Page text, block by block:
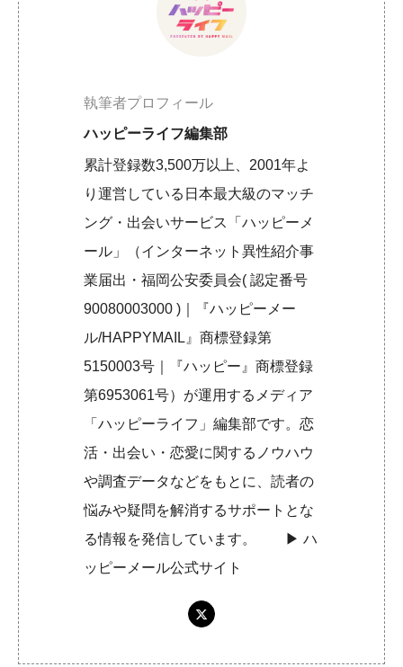
執筆者プロフィール
ハッピーライフ編集部
累計登録数3,500万以上、2001年よ
り運営している日本最大級のマッチ
ング・出会いサービス「ハッピーメ
ール」（インターネット異性紹介事
業届出・福岡公安委員会( 認定番号
90080003000 )｜『ハッピーメー
ル/HAPPYMAIL』商標登録第
5150003号｜『ハッピー』商標登録
第6953061号）が運用するメディア
「ハッピーライフ」編集部です。恋
活・出会い・恋愛に関するノウハウ
や調査データなどをもとに、読者の
悩みや疑問を解消するサポートとな
る情報を発信しています。 ▶︎ハ
ッピーメール公式サイト